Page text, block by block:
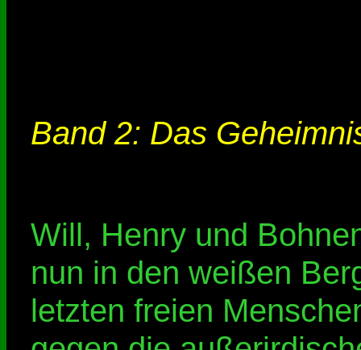
Band 2: Das
Will, Henry und
nun in den weißen
letzten freien